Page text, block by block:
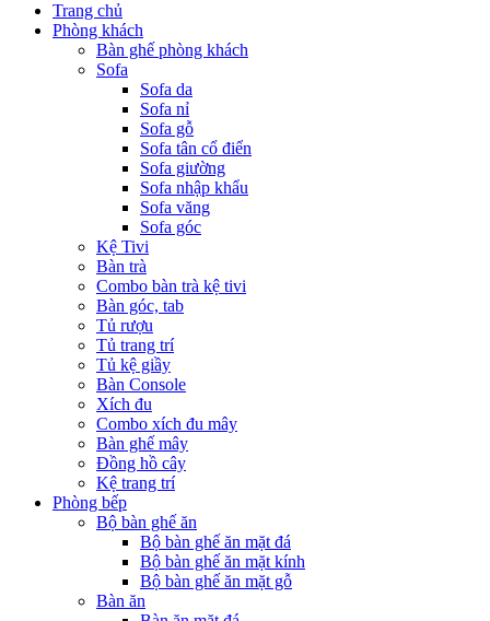
Trang chủ
Phòng khách
Bàn ghế phòng khách
Sofa
Sofa da
Sofa nỉ
Sofa gỗ
Sofa tân cổ điển
Sofa giường
Sofa nhập khẩu
Sofa văng
Sofa góc
Kệ Tivi
Bàn trà
Combo bàn trà kệ tivi
Bàn góc, tab
Tủ rượu
Tủ trang trí
Tủ kệ giầy
Bàn Console
Xích đu
Combo xích đu mây
Bàn ghế mây
Đồng hồ cây
Kệ trang trí
Phòng bếp
Bộ bàn ghế ăn
Bộ bàn ghế ăn mặt đá
Bộ bàn ghế ăn mặt kính
Bộ bàn ghế ăn mặt gỗ
Bàn ăn